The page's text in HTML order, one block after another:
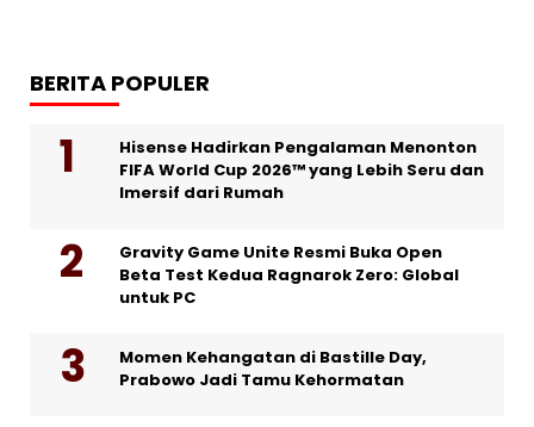
BERITA POPULER
Hisense Hadirkan Pengalaman Menonton
FIFA World Cup 2026™ yang Lebih Seru dan
Imersif dari Rumah
Gravity Game Unite Resmi Buka Open
Beta Test Kedua Ragnarok Zero: Global
untuk PC
Momen Kehangatan di Bastille Day,
Prabowo Jadi Tamu Kehormatan